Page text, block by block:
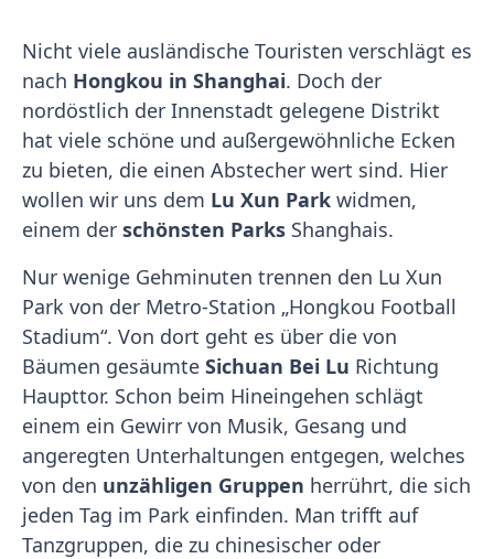
Nicht viele ausländische Touristen verschlägt es
nach Hongkou in Shanghai. Doch der
nordöstlich der Innenstadt gelegene Distrikt
hat viele schöne und außergewöhnliche Ecken
zu bieten, die einen Abstecher wert sind. Hier
wollen wir uns dem Lu Xun Park widmen,
einem der schönsten Parks Shanghais.
Nur wenige Gehminuten trennen den Lu Xun
Park von der Metro-Station „Hongkou Football
Stadium“. Von dort geht es über die von
Bäumen gesäumte Sichuan Bei Lu Richtung
Haupttor. Schon beim Hineingehen schlägt
einem ein Gewirr von Musik, Gesang und
angeregten Unterhaltungen entgegen, welches
von den unzähligen Gruppen herrührt, die sich
jeden Tag im Park einfinden. Man trifft auf
Tanzgruppen, die zu chinesischer oder